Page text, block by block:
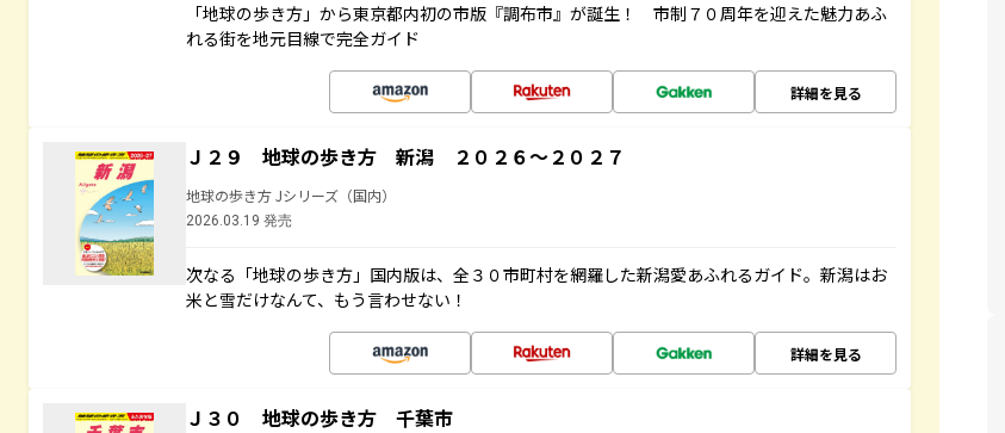
「地球の歩き方」から東京都内初の市版『調布市』が誕生！ 市制７０周年を迎えた魅力あふ
れる街を地元目線で完全ガイド
詳細を見る
Ｊ２９ 地球の歩き方 新潟 ２０２６～２０２７
地球の歩き方 Jシリーズ（国内）
2026.03.19 発売
次なる「地球の歩き方」国内版は、全３０市町村を網羅した新潟愛あふれるガイド。新潟はお
米と雪だけなんて、もう言わせない！
詳細を見る
Ｊ３０ 地球の歩き方 千葉市